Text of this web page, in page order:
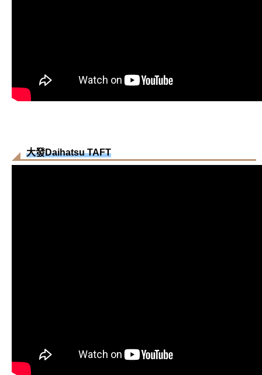
大發Daihatsu TAFT